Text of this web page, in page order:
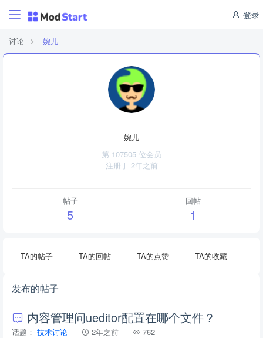
登录
讨论 婉儿
婉儿
第 107505 位会员
注册于 2年之前
帖子
5
回帖
1
TA的帖子 TA的回帖 TA的点赞 TA的收藏
发布的帖子
内容管理问ueditor配置在哪个文件？
话题： 技术讨论 2年之前 762